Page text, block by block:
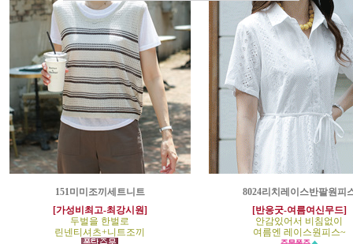
151미미조끼세트니트
[가성비최고-최강시원]
두벌을 한벌로
린넨티셔츠+니트조끼
8024리치레이스반팔원피
[반응굿-여름여신무드]
안감있어서 비침없이
여름엔 레이스원피스~